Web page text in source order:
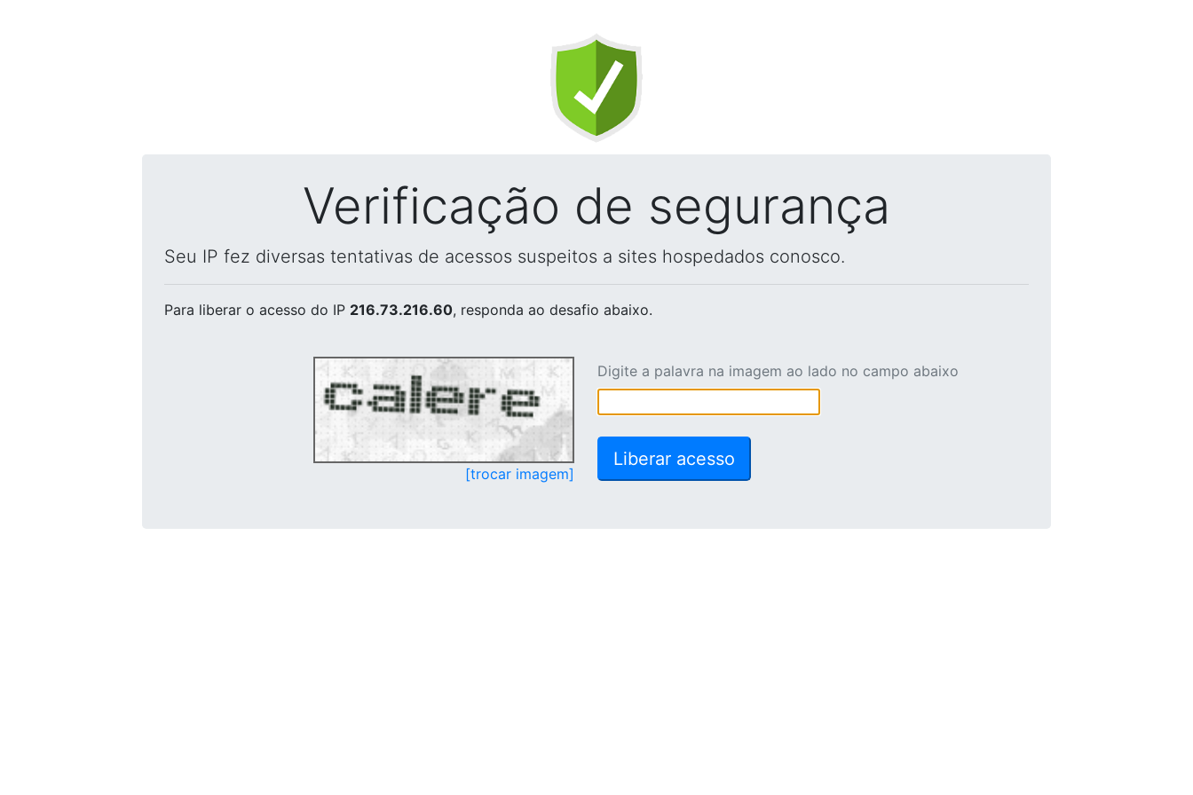
Verificação de segurança
Seu IP fez diversas tentativas de acessos suspeitos a sites hospedados conosco.
Para liberar o acesso do IP 216.73.216.60, responda ao desafio abaixo.
[trocar imagem]
Digite a palavra na imagem ao lado no campo abaixo